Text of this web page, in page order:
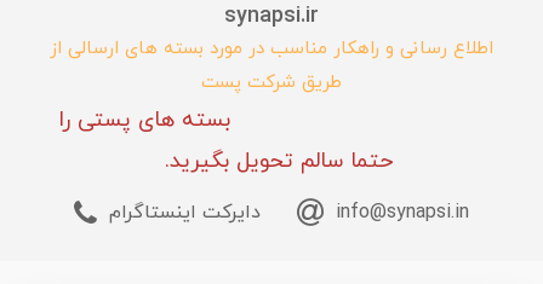
synapsi.ir
اطلاع رسانی و راهکار مناسب در مورد بسته های ارسالی از
طریق شرکت پست
بسته های پستی را
حتما سالم تحویل بگیرید.
info@synapsi.in دایرکت اینستاگرام